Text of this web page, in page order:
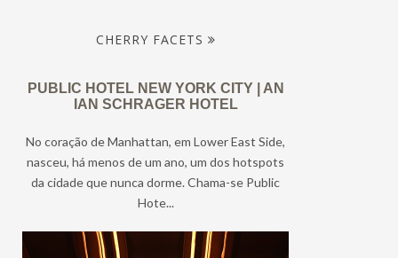
CHERRY FACETS
PUBLIC HOTEL NEW YORK CITY | AN
IAN SCHRAGER HOTEL
No coração de Manhattan, em Lower East Side,
nasceu, há menos de um ano, um dos hotspots
da cidade que nunca dorme. Chama-se Public
Hote...